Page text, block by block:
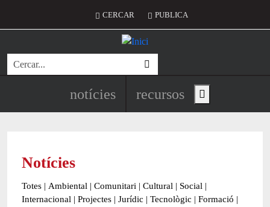
Menú del compte d'usuari
CERCAR PUBLICA
Cerca
Navegació principal de
notícies recursos Show main menu
Notícies
Totes | Ambiental | Comunitari | Cultural | Social |
Internacional | Projectes | Jurídic | Tecnològic | Formació |